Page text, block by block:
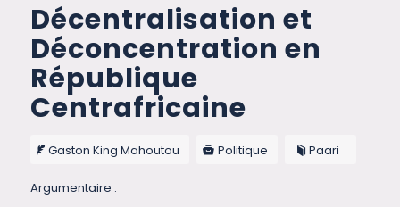
Décentralisation et
Déconcentration en
République
Centrafricaine
Gaston King Mahoutou Politique Paari
Argumentaire :